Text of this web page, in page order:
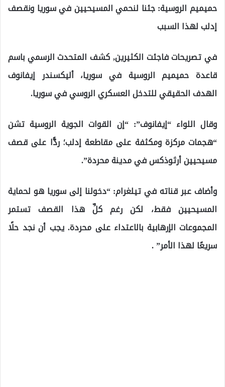
حميميم الروسية: جئنا لنحمي المسيحيين في سوريا ونقصف
إدلب لهذا السبب
في تصريحات فاجئت الكثيرين, كشف المتحدث الرسمي باسم
قاعدة حميميم الروسية في سوريا، أليكسندر إيفانوف
الهدف الحقيقي للتدخل العسكري الروسي في سوريا.
وقال اللواء “إيفانوف”: “إن القوات الجوية الروسية تشن
“هجمات مركزة ومكثفة على مقاطعة إدلب؛ ردًّا على قصف
مسيحيين أرثوذكس في مدينة محردة”.
وأضاف عبر قناته في تيلغرام: “دخولنا إلى سوريا هو لحماية
المسيحيين فقط، لكن رغم كلِّ هذا القصف تستمر
المجموعات الإرهابية بالاعتداء على محردة. يجب أن نجد حلًا
سريعًا لهذا الأمر” .